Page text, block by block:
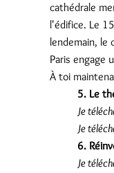
cathédrale
l'édifice. Le
lendemain, le
Paris engage
À toi
5. Le
Je
Je
6.
Je